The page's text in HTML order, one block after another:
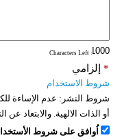
: Characters Left
إلزامي *
شروط الاستخدام
شروط النشر: عدم الإساءة
أو الذات الالهية. والابتعاد
اُوافق على شروط